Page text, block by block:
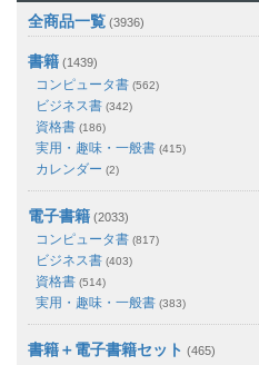
全商品一覧 (3936)
書籍 (1439)
コンピュータ書 (562)
ビジネス書 (342)
資格書 (186)
実用・趣味・一般書 (415)
カレンダー (2)
電子書籍 (2033)
コンピュータ書 (817)
ビジネス書 (403)
資格書 (514)
実用・趣味・一般書 (383)
書籍＋電子書籍セット (465)